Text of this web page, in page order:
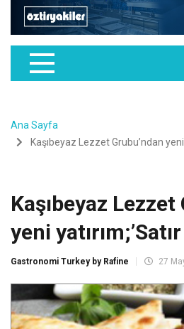
Ana Sayfa
Kaşıbeyaz Lezzet Grubu’ndan yeni
Kaşıbeyaz Lezzet
yeni yatırım;’Satır
Gastronomi Turkey by Rafine 27